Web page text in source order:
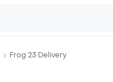
Frog 23 Delivery